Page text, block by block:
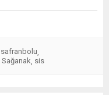
safranbolu,
Sağanak, sis